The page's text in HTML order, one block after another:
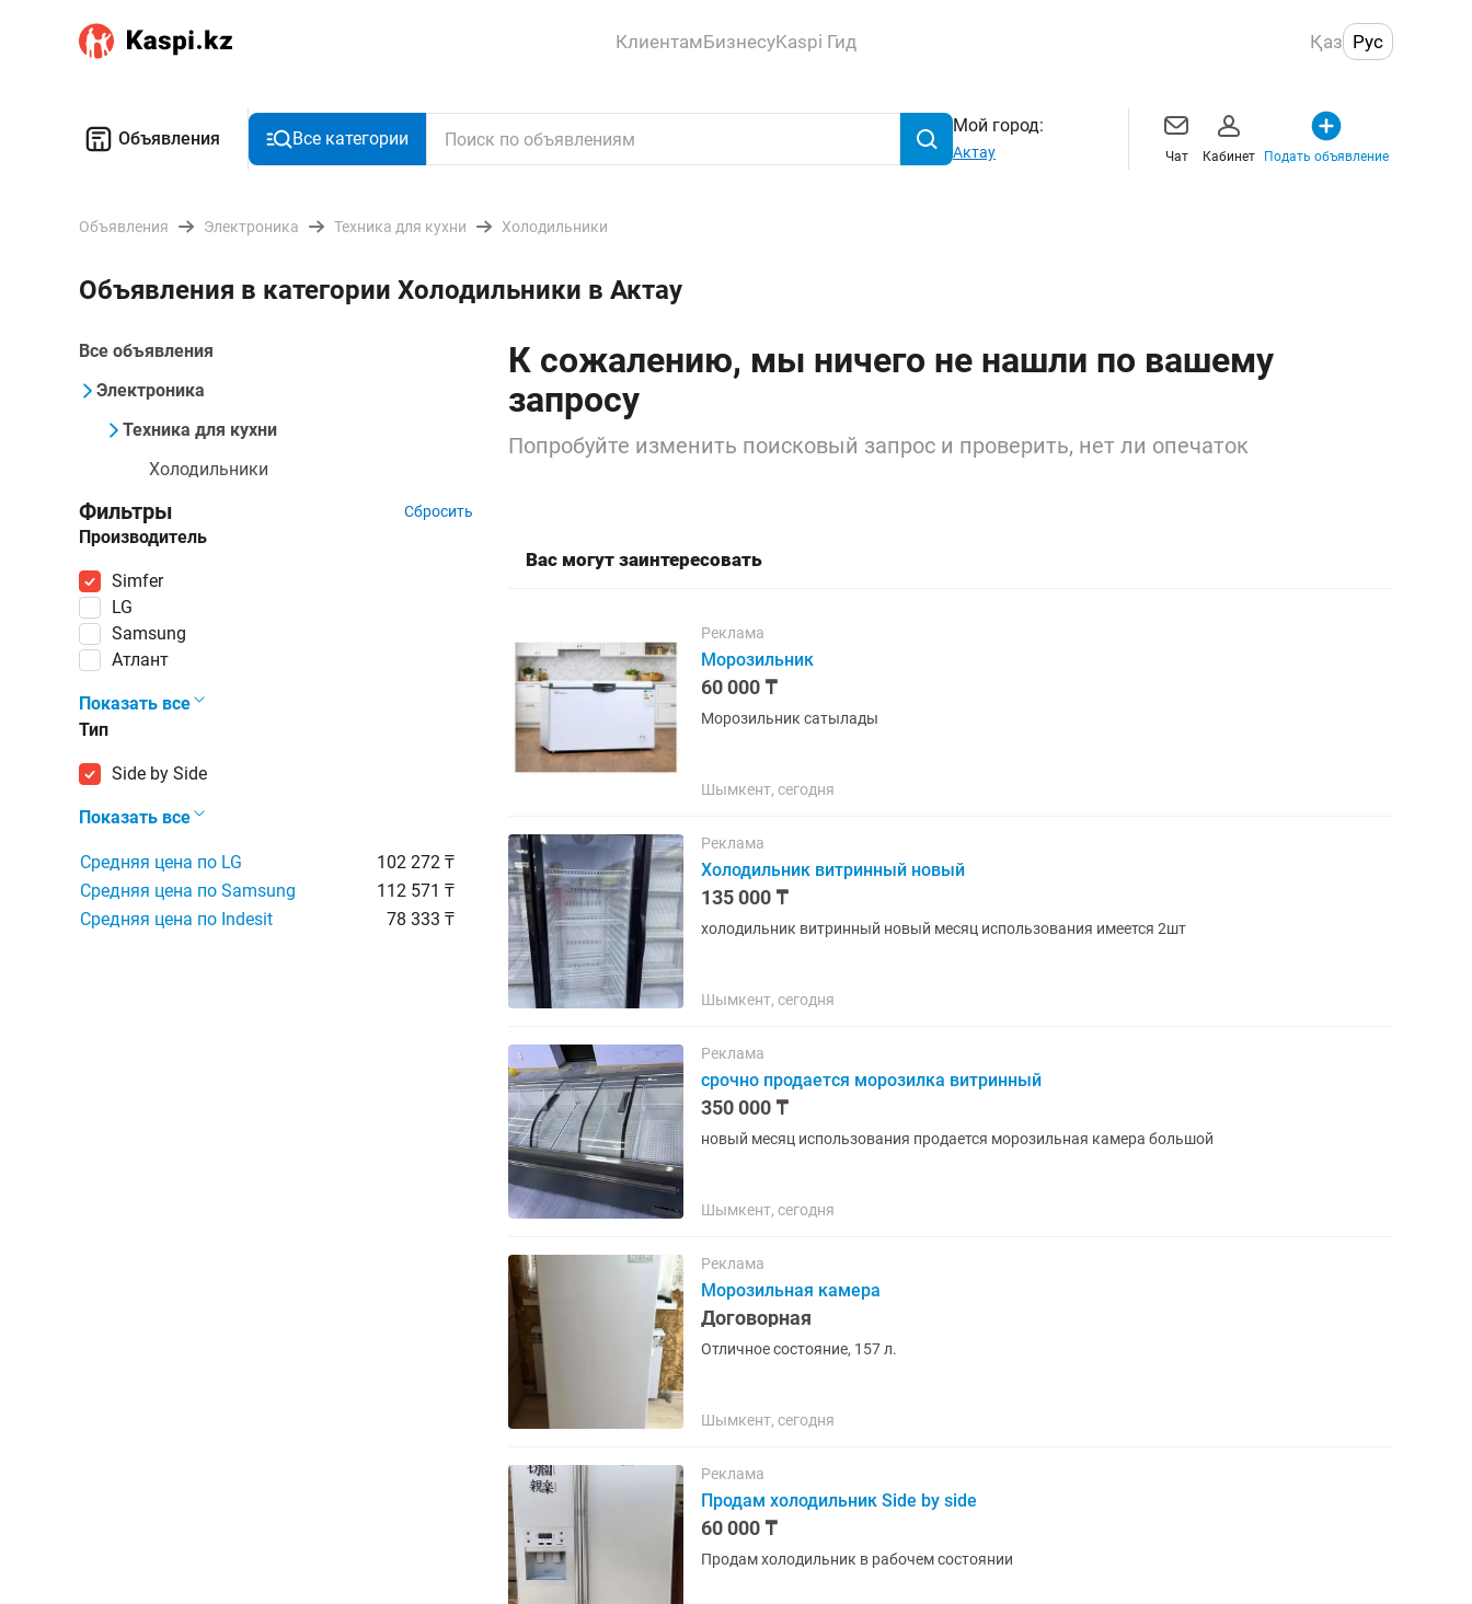
КлиентамБизнесуKaspi Гид Қаз Рус
Объявления Все категории
Мой город:
Актау Чат Кабинет Подать объявление
Объявления Электроника Техника для кухни Холодильники
Объявления в категории Холодильники в Актау
Все объявления
Электроника
Техника для кухни
Холодильники
Фильтры Сбросить
Производитель
Simfer
LG
Samsung
Атлант
Показать все
Тип
Side by Side
Показать все
Средняя цена по LG
102 272 ₸
Средняя цена по Samsung
112 571 ₸
Средняя цена по Indesit
78 333 ₸
К сожалению, мы ничего не нашли по вашему
запросу
Попробуйте изменить поисковый запрос и проверить, нет ли опечаток
Вас могут заинтересовать
Реклама
Морозильник
60 000 ₸
Морозильник сатылады
Шымкент, сегодня
Реклама
Холодильник витринный новый
135 000 ₸
холодильник витринный новый месяц использования имеется 2шт
Шымкент, сегодня
Реклама
срочно продается морозилка витринный
350 000 ₸
новый месяц использования продается морозильная камера большой
Шымкент, сегодня
Реклама
Морозильная камера
Договорная
Отличное состояние, 157 л.
Шымкент, сегодня
Реклама
Продам холодильник Side by side
60 000 ₸
Продам холодильник в рабочем состоянии